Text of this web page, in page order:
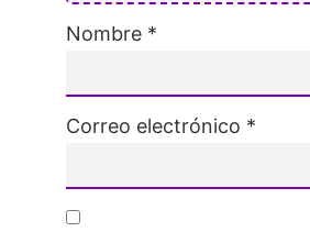
Nombre *
Correo electrónico *